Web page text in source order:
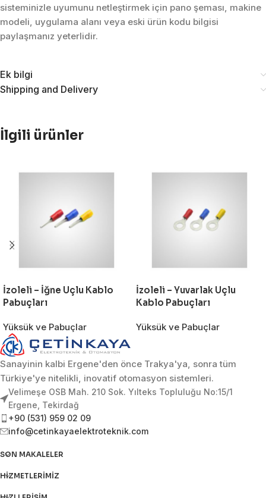
sisteminizle uyumunu netleştirmek için pano şeması, makine
modeli, uygulama alanı veya eski ürün kodu bilgisi
paylaşmanız yeterlidir.
Ek bilgi
Shipping and Delivery
İlgili ürünler
İzoleli – İğne Uçlu Kablo
Pabuçları
Yüksük ve Pabuçlar
İzoleli – Yuvarlak Uçlu
Kablo Pabuçları
Yüksük ve Pabuçlar
Sanayinin kalbi Ergene'den önce Trakya'ya, sonra tüm
Türkiye'ye nitelikli, inovatif otomasyon sistemleri.
Velimeşe OSB Mah. 210 Sok. Yılteks Topluluğu No:15/1
Ergene, Tekirdağ
+90 (531) 959 02 09
info@cetinkayaelektroteknik.com
SON MAKALELER
HIZMETLERIMIZ